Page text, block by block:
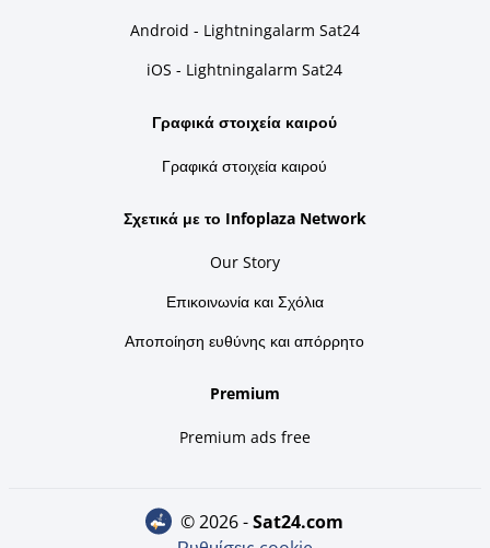
Android - Lightningalarm Sat24
iOS - Lightningalarm Sat24
Γραφικά στοιχεία καιρού
Γραφικά στοιχεία καιρού
Σχετικά με το Infoplaza Network
Our Story
Επικοινωνία και Σχόλια
Αποποίηση ευθύνης και απόρρητο
Premium
Premium ads free
© 2026 - sat24.com